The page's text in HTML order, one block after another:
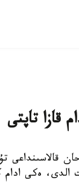
قازا تاپتى
الدى، ەكى ادام